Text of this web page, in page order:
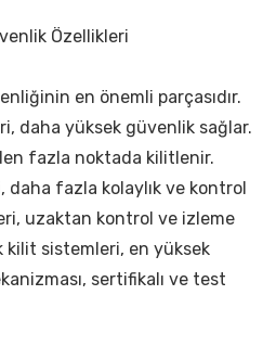
Özellikleri
en önemli parçasıdır.
daha yüksek güvenlik sağlar.
fazla noktada kilitlenir.
fazla kolaylık ve kontrol
uzaktan kontrol ve izleme
kilit sistemleri, en yüksek
sertifikalı ve test